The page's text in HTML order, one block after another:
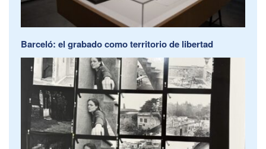
Barceló: el grabado como territorio de libertad